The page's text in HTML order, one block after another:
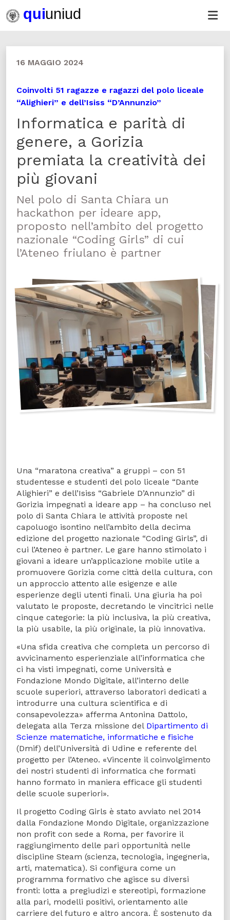
16 MAGGIO 2024
Coinvolti 51 ragazze e ragazzi del polo liceale
“Alighieri” e dell’Isiss “D’Annunzio”
Informatica e parità di
genere, a Gorizia
premiata la creatività dei
più giovani
Nel polo di Santa Chiara un
hackathon per ideare app,
proposto nell’ambito del progetto
nazionale “Coding Girls” di cui
l’Ateneo friulano è partner
Una “maratona creativa” a gruppi – con 51
studentesse e studenti del polo liceale “Dante
Alighieri” e dell’Isiss “Gabriele D’Annunzio” di
Gorizia impegnati a ideare app – ha concluso nel
polo di Santa Chiara le attività proposte nel
capoluogo isontino nell’ambito della decima
edizione del progetto nazionale “Coding Girls”, di
cui l’Ateneo è partner. Le gare hanno stimolato i
giovani a ideare un’applicazione mobile utile a
promuovere Gorizia come città della cultura, con
un approccio attento alle esigenze e alle
esperienze degli utenti finali. Una giuria ha poi
valutato le proposte, decretando le vincitrici nelle
cinque categorie: la più inclusiva, la più creativa,
la più usabile, la più originale, la più innovativa.
«Una sfida creativa che completa un percorso di
avvicinamento esperienziale all’informatica che
ci ha visti impegnati, come Università e
Fondazione Mondo Digitale, all’interno delle
scuole superiori, attraverso laboratori dedicati a
introdurre una cultura scientifica e di
consapevolezza» afferma Antonina Dattolo,
delegata alla Terza missione del Dipartimento di
Scienze matematiche, informatiche e fisiche
(Dmif) dell’Università di Udine e referente del
progetto per l’Ateneo. «Vincente il coinvolgimento
dei nostri studenti di informatica che formati
hanno formato in maniera efficace gli studenti
delle scuole superiori».
Il progetto Coding Girls è stato avviato nel 2014
dalla Fondazione Mondo Digitale, organizzazione
non profit con sede a Roma, per favorire il
raggiungimento delle pari opportunità nelle
discipline Steam (scienza, tecnologia, ingegneria,
arti, matematica). Si configura come un
programma formativo che agisce su diversi
fronti: lotta a pregiudizi e stereotipi, formazione
alla pari, modelli positivi, orientamento alle
carriere del futuro e altro ancora. È sostenuto da